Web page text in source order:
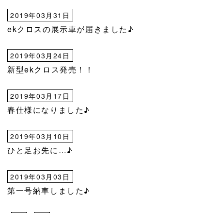
2019年03月31日
ekクロスの展示車が届きました♪
2019年03月24日
新型ekクロス発売！！
2019年03月17日
春仕様になりました♪
2019年03月10日
ひと足お先に…♪
2019年03月03日
第一号納車しました♪